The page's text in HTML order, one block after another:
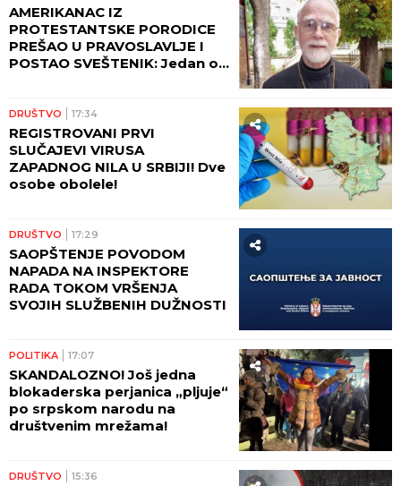
AMERIKANAC IZ
PROTESTANTSKE PORODICE
PREŠAO U PRAVOSLAVLJE I
POSTAO SVEŠTENIK: Jedan od
putu preobraćenja
DRUŠTVO 17:34
REGISTROVANI PRVI
SLUČAJEVI VIRUSA
ZAPADNOG NILA U SRBIJI! Dve
osobe obolele!
DRUŠTVO 17:29
SAOPŠTENJE POVODOM
NAPADA NA INSPEKTORE
RADA TOKOM VRŠENJA
SVOJIH SLUŽBENIH DUŽNOSTI
POLITIKA 17:07
SKANDALOZNO! Još jedna
blokaderska perjanica „pljuje“
po srpskom narodu na
društvenim mrežama!
DRUŠTVO 15:36